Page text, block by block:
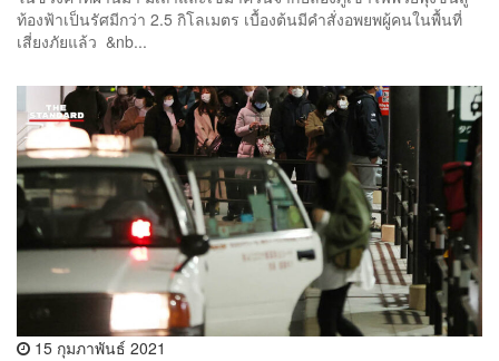
ท้องฟ้าเป็นรัศมีกว่า 2.5 กิโลเมตร เบื้องต้นมีคำสั่งอพยพผู้คนในพื้นที่
เสี่ยงภัยแล้ว &nb...
15 กุมภาพันธ์ 2021